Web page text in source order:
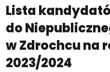
Lista
do
w Zdrochcu na
2023/2024